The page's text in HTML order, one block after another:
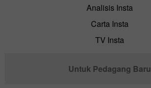
Analisis Insta
Carta Insta
TV Insta
Untuk Pedagang Baru